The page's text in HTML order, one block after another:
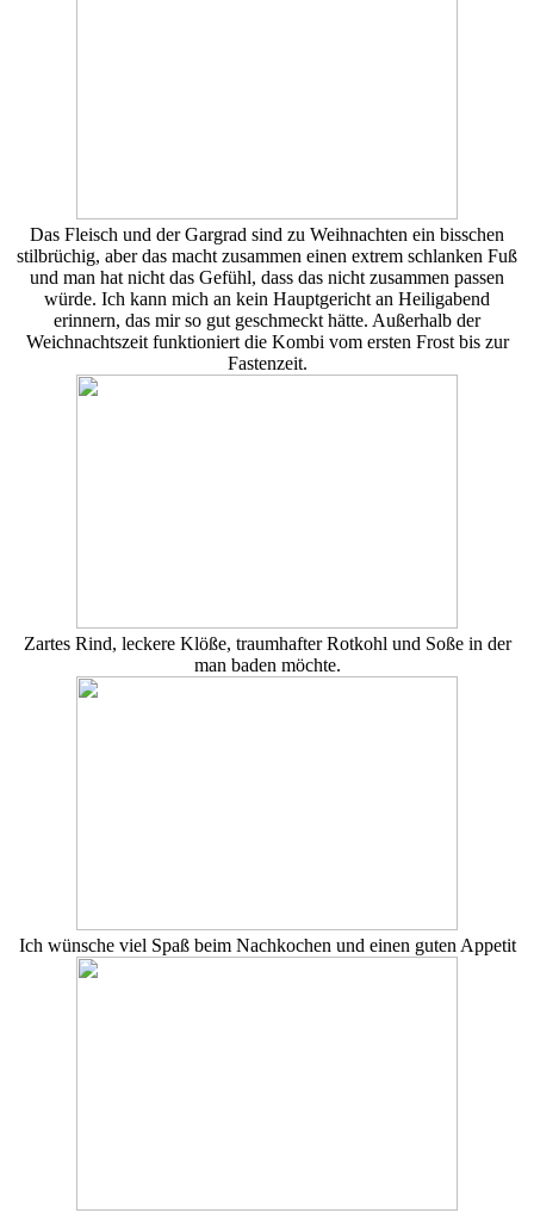
Das Fleisch und der Gargrad sind zu Weihnachten ein bisschen
stilbrüchig, aber das macht zusammen einen extrem schlanken Fuß
und man hat nicht das Gefühl, dass das nicht zusammen passen
würde. Ich kann mich an kein Hauptgericht an Heiligabend
erinnern, das mir so gut geschmeckt hätte. Außerhalb der
Weichnachtszeit funktioniert die Kombi vom ersten Frost bis zur
Fastenzeit.
Zartes Rind, leckere Klöße, traumhafter Rotkohl und Soße in der
man baden möchte.
Ich wünsche viel Spaß beim Nachkochen und einen guten Appetit